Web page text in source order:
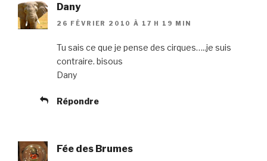
Dany
26 FÉVRIER 2010 À 17 H 19 MIN
Tu sais ce que je pense des cirques…..je suis
contraire. bisous
Dany
Répondre
Fée des Brumes